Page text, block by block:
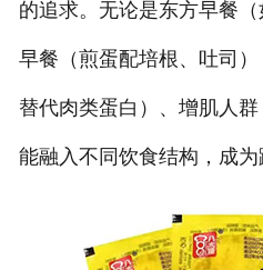
的追求。无论是东方早餐
早餐（煎蛋配培根、吐司
替代肉类蛋白）、增肌人
能融入不同饮食结构，成为